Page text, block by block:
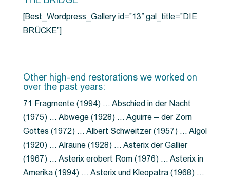
[Best_Wordpress_Gallery id=”13″ gal_title=”DIE
BRÜCKE”]
Other high-end restorations we worked on
over the past years:
71 Fragmente (1994) … Abschied in der Nacht
(1975) … Abwege (1928) … Aguirre – der Zorn
Gottes (1972) … Albert Schweitzer (1957) … Algol
(1920) … Alraune (1928) … Asterix der Gallier
(1967) … Asterix erobert Rom (1976) … Asterix in
Amerika (1994) … Asterix und Kleopatra (1968) …